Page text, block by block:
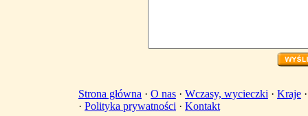
Strona główna · O nas · Wczasy, wycieczki · Kraje
· Polityka prywatności · Kontakt